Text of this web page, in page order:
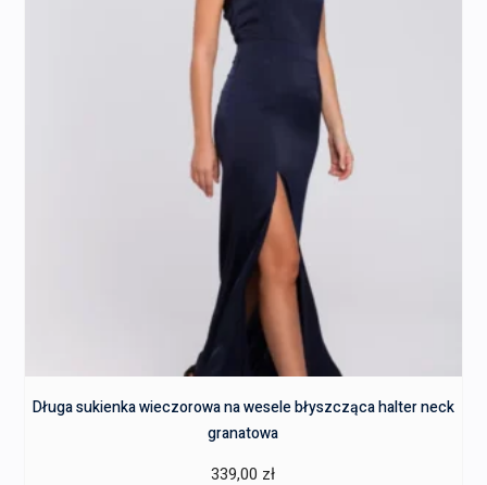
Długa sukienka wieczorowa na wesele błyszcząca halter neck
granatowa
339,00 zł